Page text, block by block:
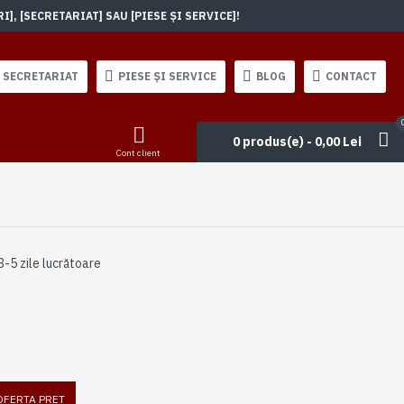
[SECRETARIAT] SAU [PIESE ȘI SERVICE]!
SECRETARIAT PIESE ȘI SERVICE BLOG CONTACT
Cont client
0 produs(e) - 0,00 Lei
5 zile lucrătoare
PRET